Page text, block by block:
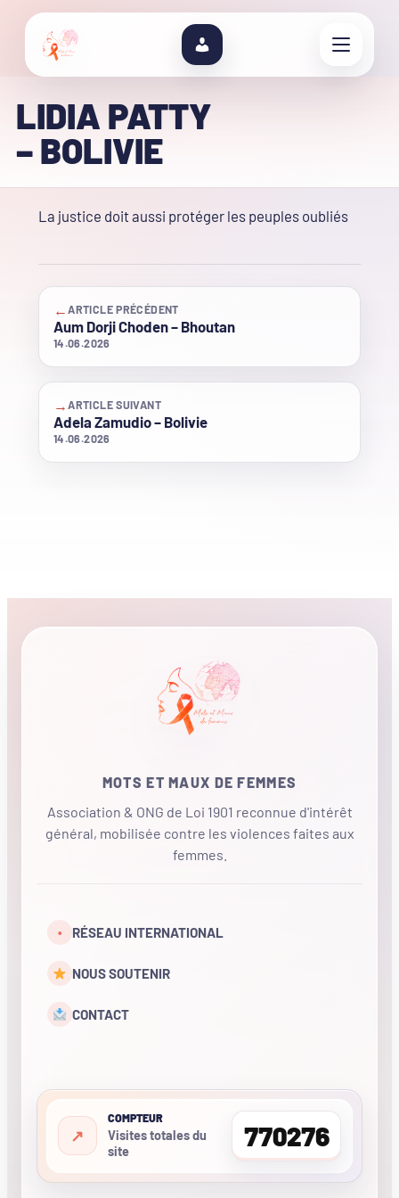
LIDIA PATTY
– BOLIVIE
La justice doit aussi protéger les peuples oubliés
←ARTICLE PRÉCÉDENT
Aum Dorji Choden – Bhoutan
14.06.2026
→ARTICLE SUIVANT
Adela Zamudio – Bolivie
14.06.2026
MOTS ET MAUX DE FEMMES
Association & ONG de Loi 1901 reconnue d'intérêt
général, mobilisée contre les violences faites aux
femmes.
• RÉSEAU INTERNATIONAL
NOUS SOUTENIR
CONTACT
COMPTEUR
Visites totales du
site
770276